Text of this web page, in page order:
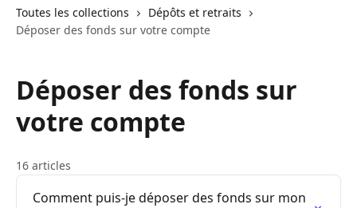
Toutes les collections
Dépôts et retraits
Déposer des fonds sur votre compte
Déposer des fonds sur
votre compte
16 articles
Comment puis-je déposer des fonds sur mon